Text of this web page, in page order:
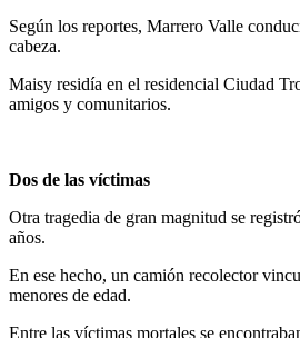
Según los reportes, Marrero Valle
cabeza.
Maisy residía en el residencial Ciudad
amigos y comunitarios.
Dos de las víctimas
Otra tragedia de gran magnitud se
años.
En ese hecho, un camión recolector
menores de edad.
Entre las víctimas mortales se